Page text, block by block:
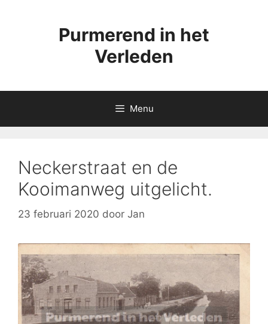
Purmerend in het
Verleden
Menu
Neckerstraat en de
Kooimanweg uitgelicht.
23 februari 2020 door Jan